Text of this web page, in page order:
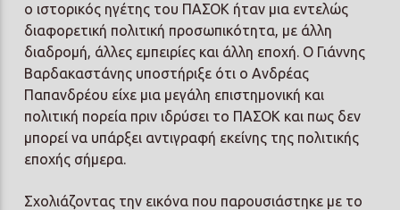
ο ιστορικός ηγέτης του ΠΑΣΟΚ ήταν μια εντελώς
διαφορετική πολιτική προσωπικότητα, με άλλη
διαδρομή, άλλες εμπειρίες και άλλη εποχή. Ο Γιάννης
Βαρδακαστάνης υποστήριξε ότι ο Ανδρέας
Παπανδρέου είχε μια μεγάλη επιστημονική και
πολιτική πορεία πριν ιδρύσει το ΠΑΣΟΚ και πως δεν
μπορεί να υπάρξει αντιγραφή εκείνης της πολιτικής
εποχής σήμερα.
Σχολιάζοντας την εικόνα που παρουσιάστηκε με το